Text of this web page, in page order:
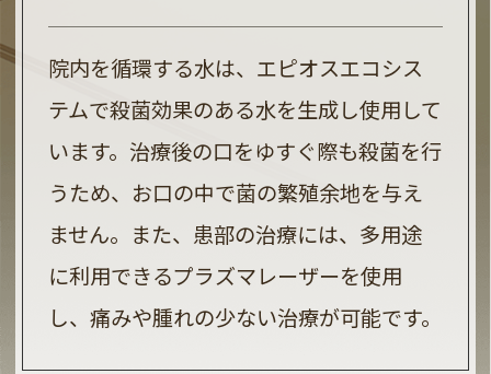
院内を循環する水は、エピオスエコシス
テムで殺菌効果のある水を生成し使用して
います。治療後の口をゆすぐ際も殺菌を行
うため、お口の中で菌の繁殖余地を与え
ません。また、患部の治療には、多用途
に利用できるプラズマレーザーを使用
し、痛みや腫れの少ない治療が可能です。